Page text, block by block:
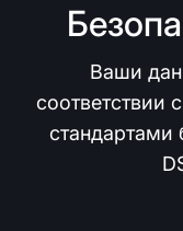
Ваши
соответствии
стандартами